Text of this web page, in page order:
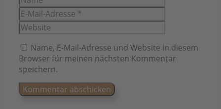
Name, E-Mail-Adresse und Website in diesem
Browser für meinen nächsten Kommentar
speichern.